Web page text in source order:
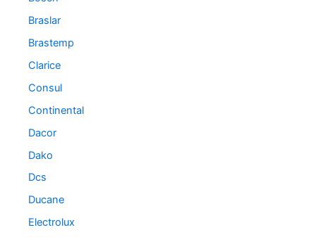
Braslar
Brastemp
Clarice
Consul
Continental
Dacor
Dako
Dcs
Ducane
Electrolux